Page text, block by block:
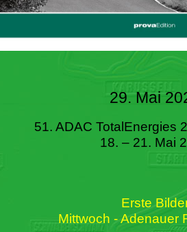
29. Mai
51. ADAC TotalEnergies
18. – 21. Mai
Erste
Mittwoch - Adenauer